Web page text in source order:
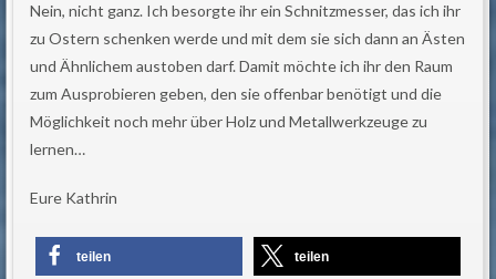
Nein, nicht ganz. Ich besorgte ihr ein Schnitzmesser, das ich ihr
zu Ostern schenken werde und mit dem sie sich dann an Ästen
und Ähnlichem austoben darf. Damit möchte ich ihr den Raum
zum Ausprobieren geben, den sie offenbar benötigt und die
Möglichkeit noch mehr über Holz und Metallwerkzeuge zu
lernen…
Eure Kathrin
teilen teilen